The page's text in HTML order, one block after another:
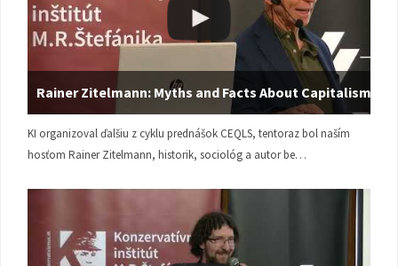
Rainer Zitelmann: Myths and Facts About Capitalism
KI organizoval ďalšiu z cyklu prednášok CEQLS, tentoraz bol naším
hosťom Rainer Zitelmann, historik, sociológ a autor be…